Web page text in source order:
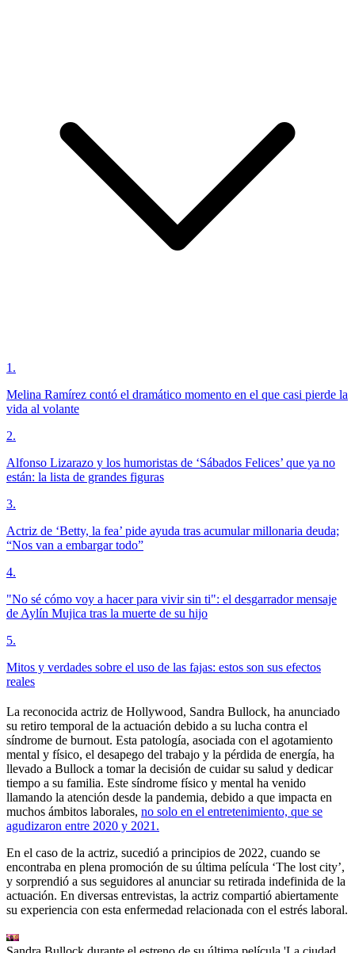
1 .
Melina Ramírez contó el dramático momento en el que casi pierde la
vida al volante
2.
Alfonso Lizarazo y los humoristas de ‘Sábados Felices’ que ya no
están: la lista de grandes figuras
3.
Actriz de ‘Betty, la fea’ pide ayuda tras acumular millonaria deuda;
“Nos van a embargar todo”
4.
"No sé cómo voy a hacer para vivir sin ti": el desgarrador mensaje
de Aylín Mujica tras la muerte de su hijo
5.
Mitos y verdades sobre el uso de las fajas: estos son sus efectos
reales
La reconocida actriz de Hollywood, Sandra Bullock, ha anunciado
su retiro temporal de la actuación debido a su lucha contra el
síndrome de burnout. Esta patología, asociada con el agotamiento
mental y físico, el desapego del trabajo y la pérdida de energía, ha
llevado a Bullock a tomar la decisión de cuidar su salud y dedicar
tiempo a su familia. Este síndrome físico y mental ha venido
llamando la atención desde la pandemia, debido a que impacta en
muchos ámbitos laborales, no solo en el entretenimiento, que se
agudizaron entre 2020 y 2021.
En el caso de la actriz, sucedió a principios de 2022, cuando se
encontraba en plena promoción de su última película ‘The lost city’,
y sorprendió a sus seguidores al anunciar su retirada indefinida de la
actuación. En diversas entrevistas, la actriz compartió abiertamente
su experiencia con esta enfermedad relacionada con el estrés laboral.